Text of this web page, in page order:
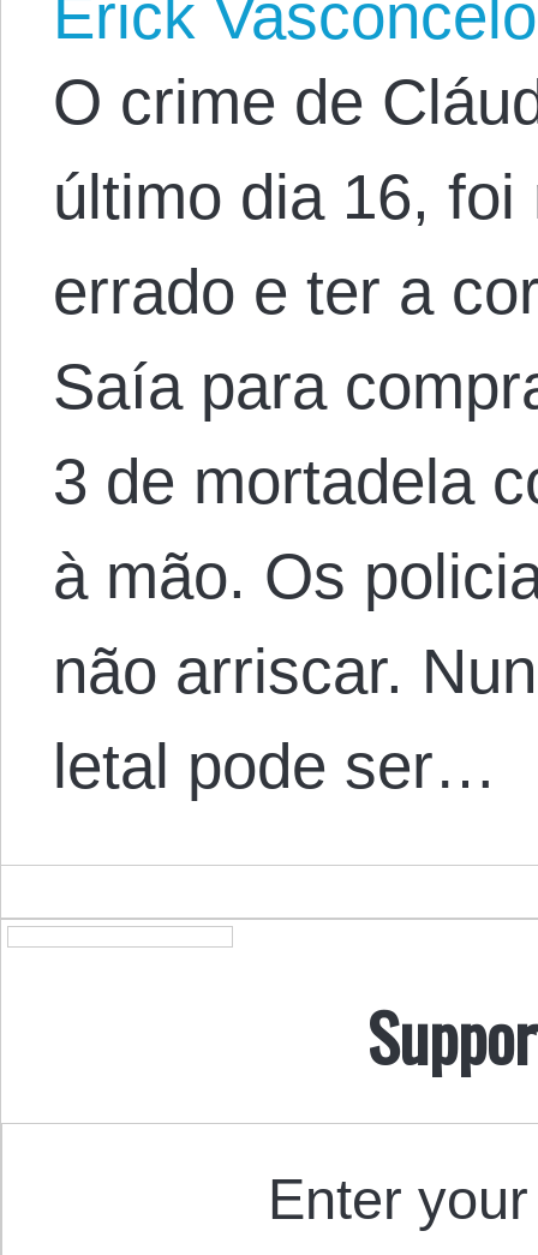
Erick
O crime de
último dia 16,
errado e ter a
Saía para
3 de mortadela
à mão. Os
não arriscar.
letal pode ser…
Enter